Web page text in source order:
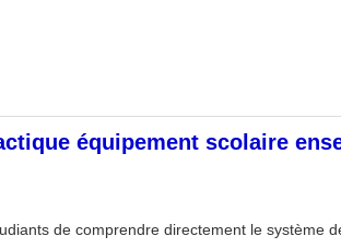
équipement scolaire
de comprendre directement le système